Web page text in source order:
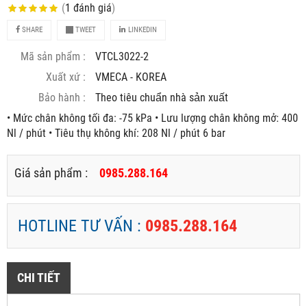
(1 đánh giá)
SHARE TWEET LINKEDIN
Mã sản phẩm :
VTCL3022-2
Xuất xứ :
VMECA - KOREA
Bảo hành :
Theo tiêu chuẩn nhà sản xuất
• Mức chân không tối đa: -75 kPa • Lưu lượng chân không mở: 400
Nl / phút • Tiêu thụ không khí: 208 Nl / phút 6 bar
Giá sản phẩm : 0985.288.164
HOTLINE TƯ VẤN : 0985.288.164
CHI TIẾT